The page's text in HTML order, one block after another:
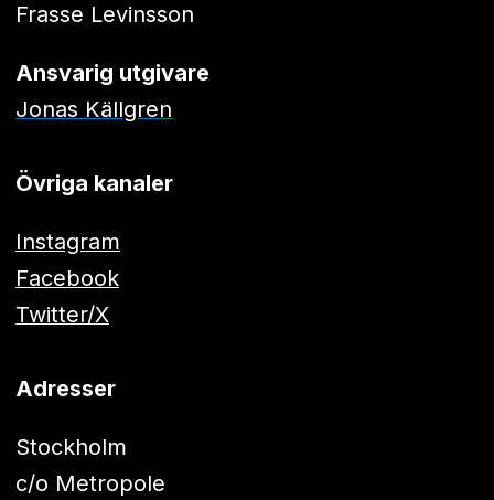
Frasse Levinsson
Ansvarig utgivare
Jonas Källgren
Övriga kanaler
Instagram
Facebook
Twitter/X
Adresser
Stockholm
c/o Metropole